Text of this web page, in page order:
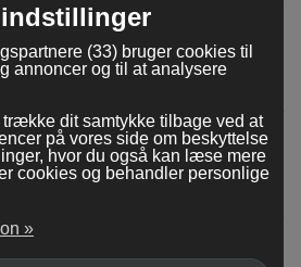
mit abonnement?
(33) bruger cookies til
annoncer og til at analysere
dit samtykke tilbage ved at
på vores side om beskyttelse
hvor du også kan læse mere
cookies og behandler personlige
»